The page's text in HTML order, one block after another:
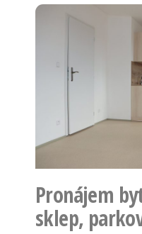
Pronájem
sklep,